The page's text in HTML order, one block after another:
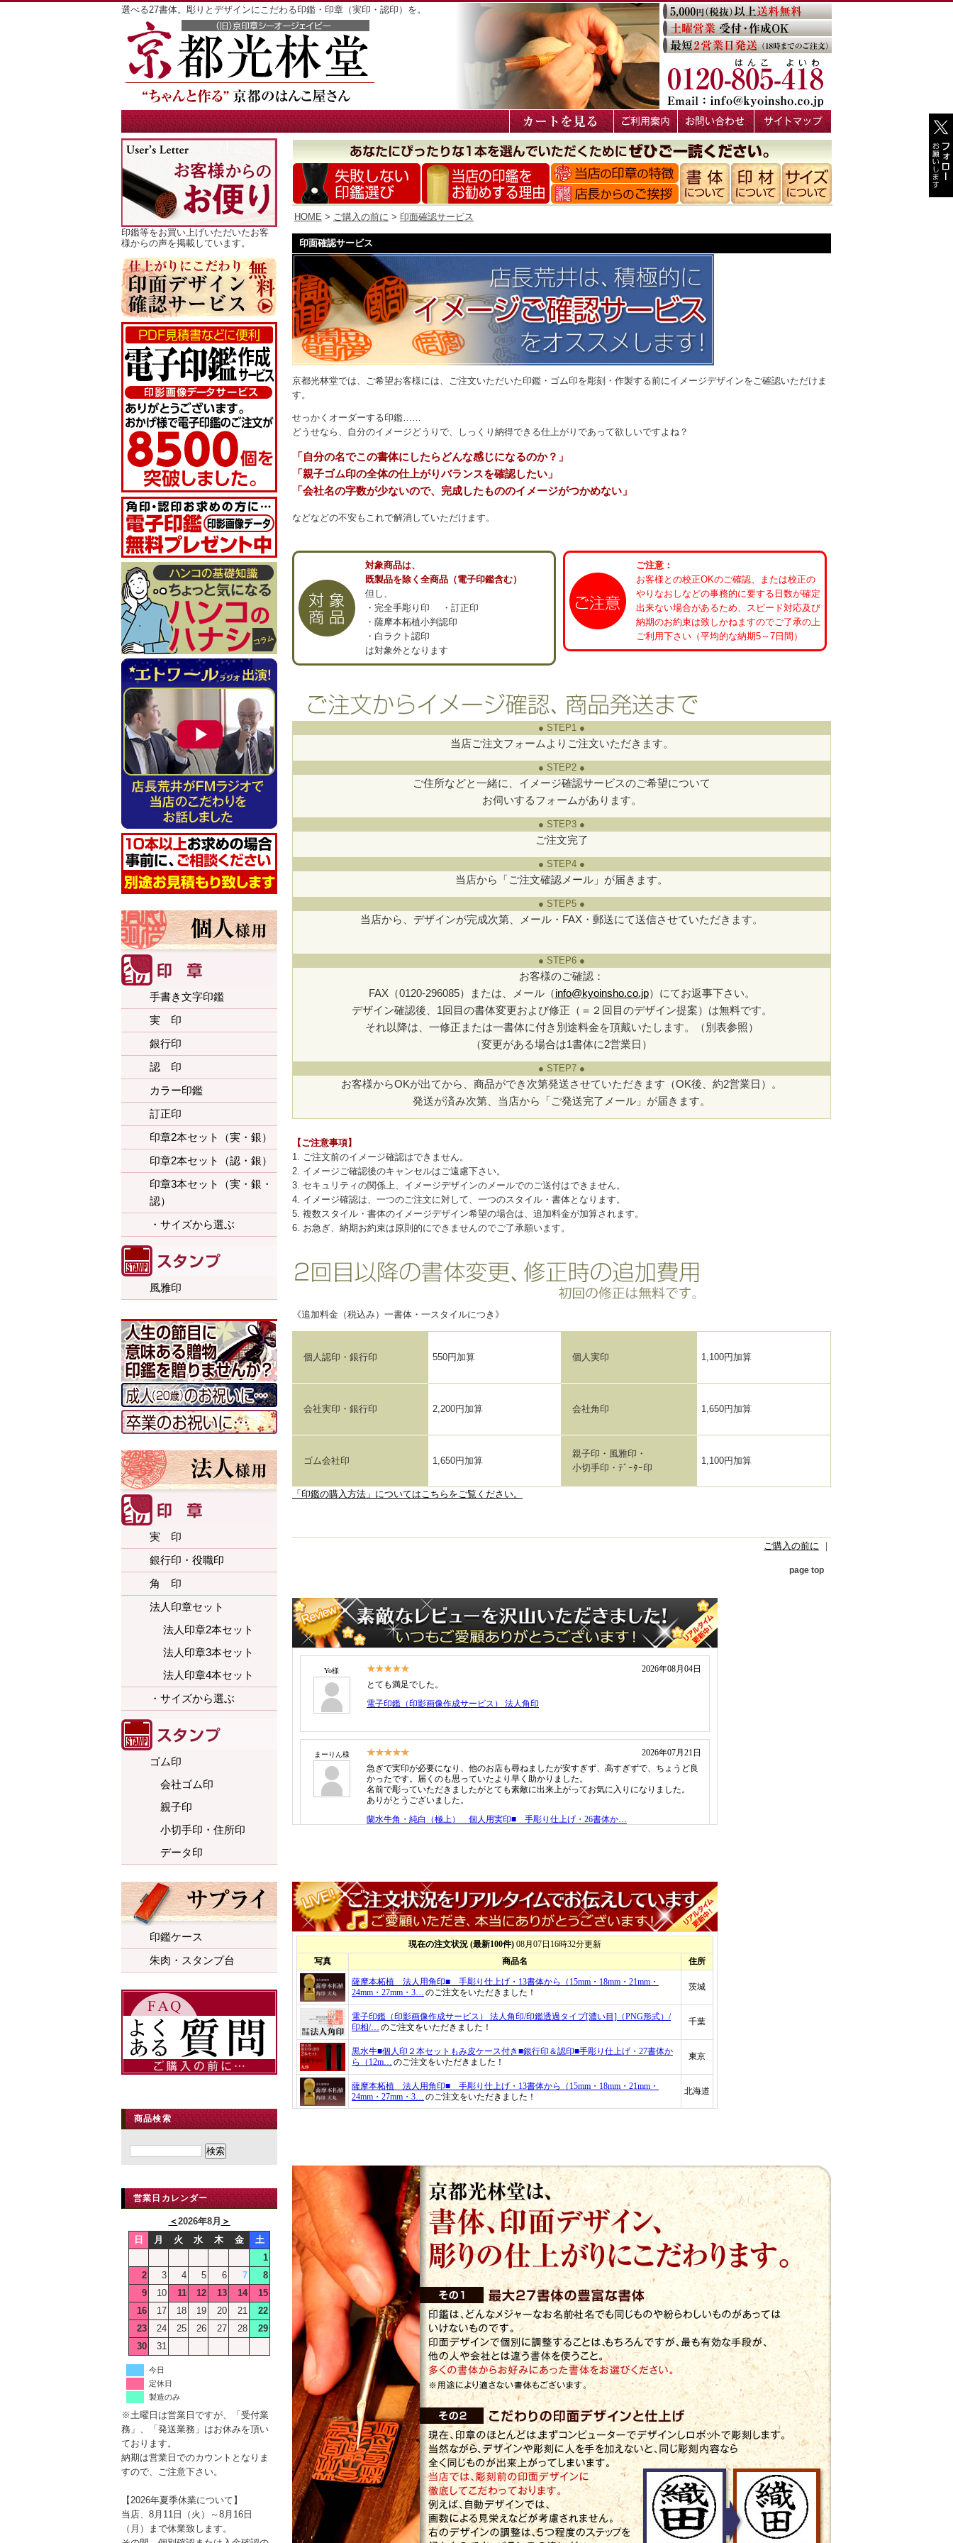
選べる27書体。彫りとデザインにこだわる印鑑・印章（実印・認印）を。
印鑑等をお買い上げいただいたお客
様からの声を掲載しています。
手書き文字印鑑
実 印
銀行印
認 印
カラー印鑑
訂正印
印章2本セット（実・銀）
印章2本セット（認・銀）
印章3本セット（実・銀・
認）
・サイズから選ぶ
風雅印
実 印
銀行印・役職印
角 印
法人印章セット
法人印章2本セット
法人印章3本セット
法人印章4本セット
・サイズから選ぶ
ゴム印
会社ゴム印
親子印
小切手印・住所印
データ印
印鑑ケース
朱肉・スタンプ台
商品検索
営業日カレンダー
＜2026年8月 ＞
日
月 火 水 木 金
土
1
2
3 4 5 6 7
8
9
10 11 12 13 14
15
16
17 18 19 20 21
22
23
24 25 26 27 28
29
30
31
今日
定休日
製造のみ
※土曜日は営業日ですが、「受付業
務」、「発送業務」はお休みを頂い
ております。
納期は営業日でのカウントとなりま
すので、ご注意下さい。
【2026年夏季休業について】
当店、8月11日（火）～8月16日
（月）まで休業致します。
HOME > ご購入の前に > 印面確認サービス
印面確認サービス
京都光林堂では、ご希望お客様には、ご注文いただいた印鑑・ゴム印を彫刻・作製する前にイメージデザインをご確認いただけま
す。
せっかくオーダーする印鑑……
どうせなら、自分のイメージどうりで、しっくり納得できる仕上がりであって欲しいですよね？
「自分の名でこの書体にしたらどんな感じになるのか？」
「親子ゴム印の全体の仕上がりバランスを確認したい」
「会社名の字数が少ないので、完成したもののイメージがつかめない」
などなどの不安もこれで解消していただけます。
対象商品は、
既製品を除く全商品（電子印鑑含む）
但し、
・完全手彫り印 ・訂正印
・薩摩本柘植小判認印
・白ラクト認印
は対象外となります
ご注意：
お客様との校正OKのご確認、または校正の
やりなおしなどの事務的に要する日数が確定
出来ない場合があるため、スピード対応及び
納期のお約束は致しかねますのでご了承の上
ご利用下さい（平均的な納期5～7日間）
● STEP1 ●
当店ご注文フォームよりご注文いただきます。
● STEP2 ●
ご住所などと一緒に、イメージ確認サービスのご希望について
お伺いするフォームがあります。
● STEP3 ●
ご注文完了
● STEP4 ●
当店から「ご注文確認メール」が届きます。
● STEP5 ●
当店から、デザインが完成次第、メール・FAX・郵送にて送信させていただきます。
● STEP6 ●
お客様のご確認：
FAX（0120-296085）または、メール（info@kyoinsho.co.jp）にてお返事下さい。
デザイン確認後、1回目の書体変更および修正（＝２回目のデザイン提案）は無料です。
それ以降は、一修正または一書体に付き別途料金を頂戴いたします。（別表参照）
（変更がある場合は1書体に2営業日）
● STEP7 ●
お客様からOKが出てから、商品ができ次第発送させていただきます（OK後、約2営業日）。
発送が済み次第、当店から「ご発送完了メール」が届きます。
【ご注意事項】
1. ご注文前のイメージ確認はできません。
2. イメージご確認後のキャンセルはご遠慮下さい。
3. セキュリティの関係上、イメージデザインのメールでのご送付はできません。
4. イメージ確認は、一つのご注文に対して、一つのスタイル・書体となります。
5. 複数スタイル・書体のイメージデザイン希望の場合は、追加料金が加算されます。
6. お急ぎ、納期お約束は原則的にできませんのでご了承願います。
《追加料金（税込み）一書体・一スタイルにつき》
個人認印・銀行印 550円加算 個人実印 1,100円加算
会社実印・銀行印 2,200円加算 会社角印 1,650円加算
ゴム会社印 1,650円加算
親子印・風雅印・
小切手印・ﾃﾞｰﾀｰ印
1,100円加算
「印鑑の購入方法」についてはこちらをご覧ください。
ご購入の前に ｜
page top